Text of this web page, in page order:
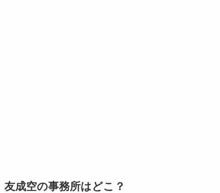
友成空の事務所はどこ？